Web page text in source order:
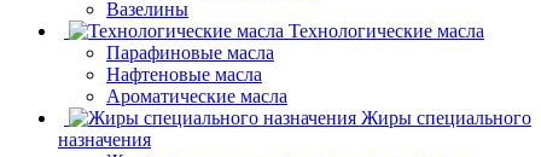
Вазелины
Технологические масла
Парафиновые масла
Нафтеновые масла
Ароматические масла
Жиры специального
назначения